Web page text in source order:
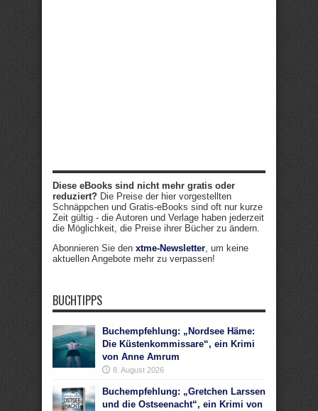
Diese eBooks sind nicht mehr gratis oder
reduziert? Die Preise der hier vorgestellten
Schnäppchen und Gratis-eBooks sind oft nur kurze
Zeit gültig - die Autoren und Verlage haben jederzeit
die Möglichkeit, die Preise ihrer Bücher zu ändern.
Abonnieren Sie den xtme-Newsletter, um keine
aktuellen Angebote mehr zu verpassen!
BUCHTIPPS
Buchempfehlung: „Nordsee Häme:
Die Küstenkommissare“, ein Krimi
von Anne Amrum
8. August 2026
Buchempfehlung: „Gretchen Larssen
und die Ostseenacht“, ein Krimi von